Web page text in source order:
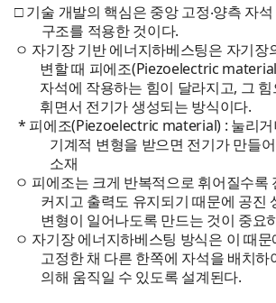
□ 기술 개발의 핵심은 중앙 고정‧양측 자
구조를 적용한 것이다.
ㅇ 자기장 기반 에너지하베스팅은 자기장
변할 때 피에조(Piezoelectric
자석에 작용하는 힘이 달라지고, 그
휘면서 전기가 생성되는 방식이다.
* 피에조(Piezoelectric material) : 눌리
기계적 변형을 받으면 전기가 만들
소재
ㅇ 피에조는 크게 반복적으로 휘어질수록
커지고 출력도 유지되기 때문에 공진
변형이 일어나도록 만드는 것이 중요
ㅇ 자기장 에너지하베스팅 방식은 이 때
고정한 채 다른 한쪽에 자석을 배치하
의해 움직일 수 있도록 설계된다.